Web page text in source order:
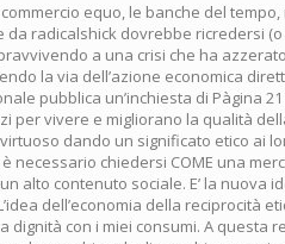
equo, le banche del
da radicalshick dovrebbe ricredersi
a una crisi che ha
la via dell’azione economica
pubblica un’inchiesta di Pàgina
per vivere e migliorano la qualità
dando un significato etico ai
necessario chiedersi COME una
alto contenuto sociale. E’ la nuova
dell’economia della reciprocità
dignità con i miei consumi. A questa